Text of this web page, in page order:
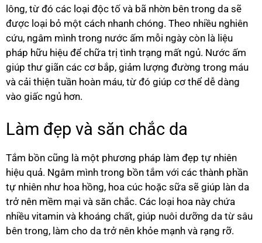
lông, từ đó các loại độc tố và bã nhờn bên trong da sẽ
được loại bỏ một cách nhanh chóng. Theo nhiều nghiên
cứu, ngâm mình trong nước ấm mỗi ngày còn là liệu
pháp hữu hiệu để chữa trị tình trạng mất ngủ. Nước ấm
giúp thư giãn các cơ bắp, giảm lượng đường trong máu
và cải thiện tuần hoàn máu, từ đó giúp cơ thể dễ dàng
vào giấc ngủ hơn.
Làm đẹp và săn chắc da
Tắm bồn cũng là một phương pháp làm đẹp tự nhiên
hiệu quả. Ngâm mình trong bồn tắm với các thành phần
tự nhiên như hoa hồng, hoa cúc hoặc sữa sẽ giúp làn da
trở nên mềm mại và săn chắc. Các loại hoa này chứa
nhiều vitamin và khoáng chất, giúp nuôi dưỡng da từ sâu
bên trong, làm cho da trở nên khỏe mạnh và rạng rỡ.